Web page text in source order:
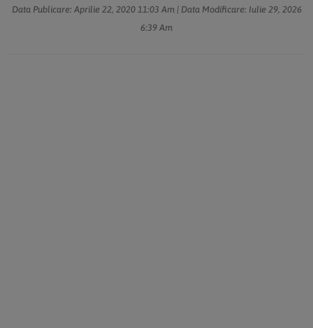
Data Publicare: Aprilie 22, 2020 11:03 Am | Data Modificare: Iulie 29, 2026
6:39 Am